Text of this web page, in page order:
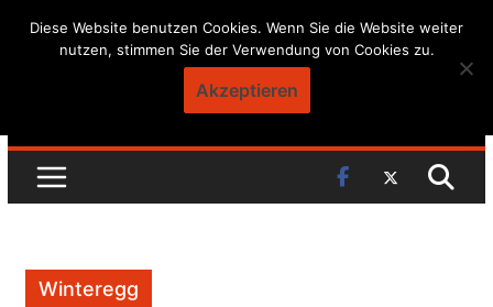
Skip
Winteregg
Diese Website benutzen Cookies. Wenn Sie die Website weiter
nutzen, stimmen Sie der Verwendung von Cookies zu.
Akzeptieren